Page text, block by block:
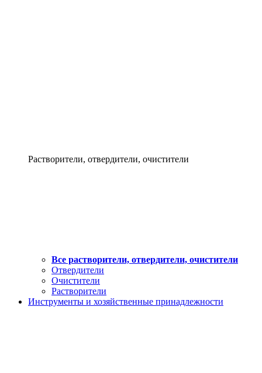
Растворители, отвердители, очистители
Все растворители, отвердители, очистители
Отвердители
Очистители
Растворители
Инструменты и хозяйственные принадлежности